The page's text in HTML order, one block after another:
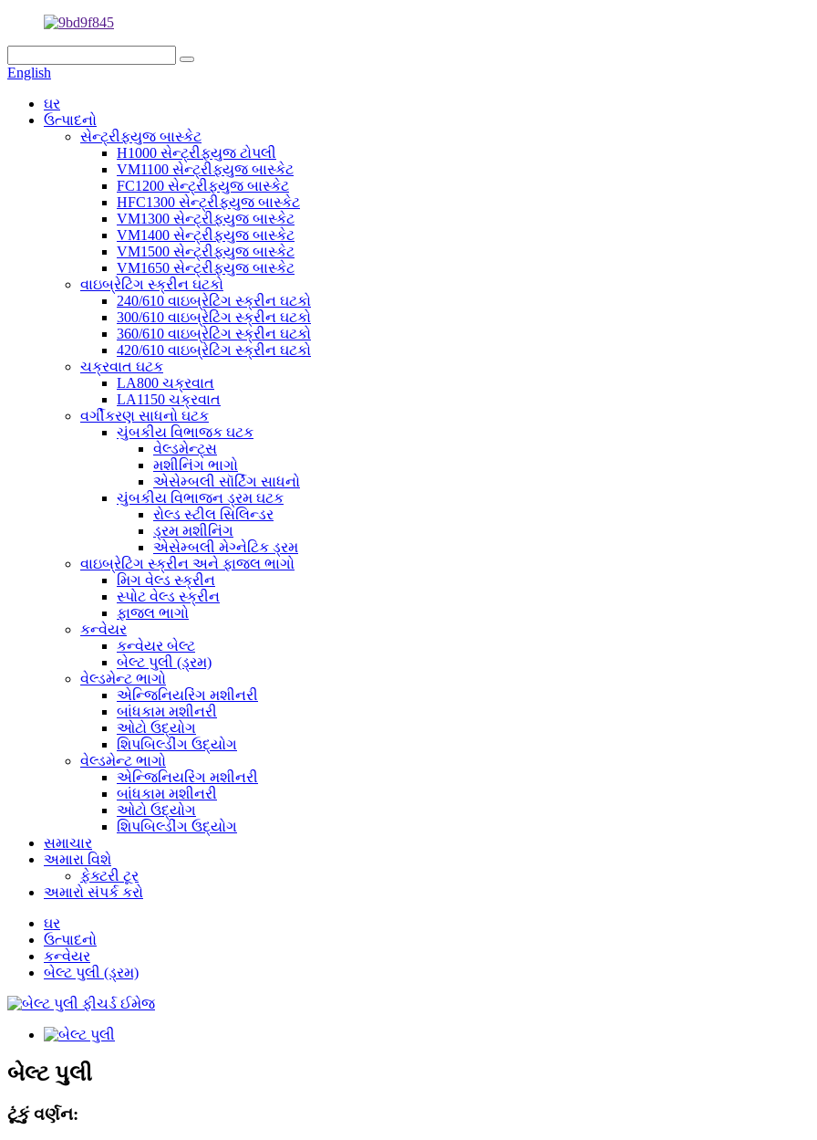
English
ઘર
ઉત્પાદનો
સેન્ટ્રીફ્યુજ બાસ્કેટ
H1000 સેન્ટ્રીફ્યુજ ટોપલી
VM1100 સેન્ટ્રીફ્યુજ બાસ્કેટ
FC1200 સેન્ટ્રીફ્યુજ બાસ્કેટ
HFC1300 સેન્ટ્રીફ્યુજ બાસ્કેટ
VM1300 સેન્ટ્રીફ્યુજ બાસ્કેટ
VM1400 સેન્ટ્રીફ્યુજ બાસ્કેટ
VM1500 સેન્ટ્રીફ્યુજ બાસ્કેટ
VM1650 સેન્ટ્રીફ્યુજ બાસ્કેટ
વાઇબ્રેટિંગ સ્ક્રીન ઘટકો
240/610 વાઇબ્રેટિંગ સ્ક્રીન ઘટકો
300/610 વાઇબ્રેટિંગ સ્ક્રીન ઘટકો
360/610 વાઇબ્રેટિંગ સ્ક્રીન ઘટકો
420/610 વાઇબ્રેટિંગ સ્ક્રીન ઘટકો
ચક્રવાત ઘટક
LA800 ચક્રવાત
LA1150 ચક્રવાત
વર્ગીકરણ સાધનો ઘટક
ચુંબકીય વિભાજક ઘટક
વેલ્ડમેન્ટ્સ
મશીનિંગ ભાગો
એસેમ્બલી સૉર્ટિંગ સાધનો
ચુંબકીય વિભાજન ડ્રમ ઘટક
રોલ્ડ સ્ટીલ સિલિન્ડર
ડ્રમ મશીનિંગ
એસેમ્બલી મેગ્નેટિક ડ્રમ
વાઇબ્રેટિંગ સ્ક્રીન અને ફાજલ ભાગો
મિગ વેલ્ડ સ્ક્રીન
સ્પોટ વેલ્ડ સ્ક્રીન
ફાજલ ભાગો
કન્વેયર
કન્વેયર બેલ્ટ
બેલ્ટ પુલી (ડ્રમ)
વેલ્ડમેન્ટ ભાગો
એન્જિનિયરિંગ મશીનરી
બાંધકામ મશીનરી
ઓટો ઉદ્યોગ
શિપબિલ્ડીંગ ઉદ્યોગ
વેલ્ડમેન્ટ ભાગો
એન્જિનિયરિંગ મશીનરી
બાંધકામ મશીનરી
ઓટો ઉદ્યોગ
શિપબિલ્ડીંગ ઉદ્યોગ
સમાચાર
અમારા વિશે
ફેક્ટરી ટૂર
અમારો સંપર્ક કરો
ઘર
ઉત્પાદનો
કન્વેયર
બેલ્ટ પુલી (ડ્રમ)
બેલ્ટ પુલી
ટૂંકું વર્ણન: